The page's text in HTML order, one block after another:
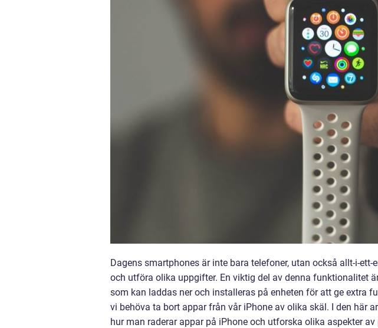
Dagens smartphones är inte bara telefoner, utan också allt-i-
och utföra olika uppgifter. En viktig del av denna funktionalitet
som kan laddas ner och installeras på enheten för att ge extra
vi behöva ta bort appar från vår iPhone av olika skäl. I den här
hur man raderar appar på iPhone och utforska olika aspekter av